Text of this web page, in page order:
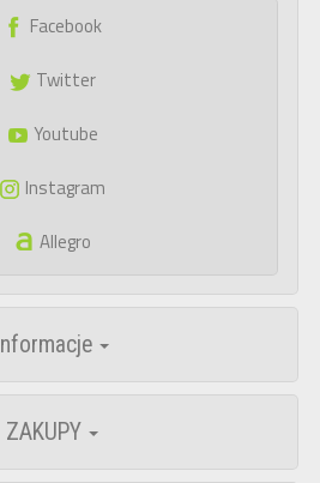
Facebook
Twitter
Youtube
Instagram
Allegro
Informacje
ZAKUPY